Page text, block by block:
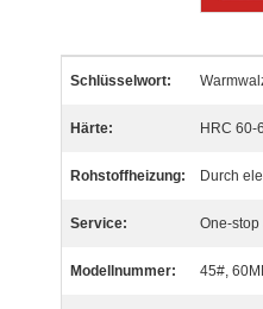
Schlüsselwort:
Härte: HRC 60-
Rohstoffheizung: Durch
Service: One-stop
Modellnummer: 45#,